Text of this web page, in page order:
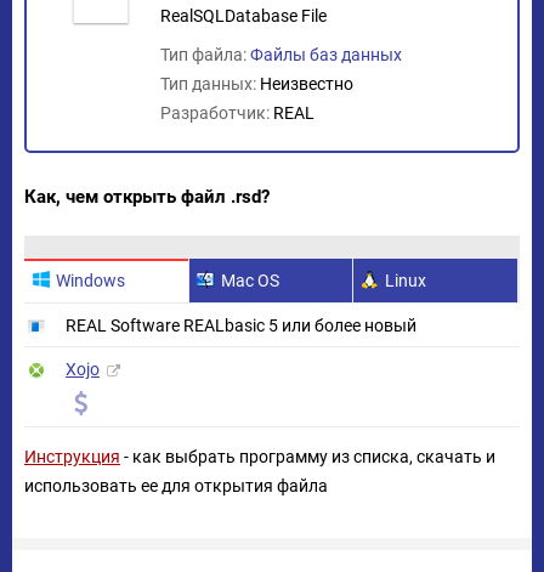
RealSQLDatabase File
Тип файла:Файлы баз данных
Тип данных: Неизвестно
Разработчик: REAL
Как, чем открыть файл .rsd?
Windows Mac OS Linux
REAL Software REALbasic 5 или более новый
Xojo
Инструкция - как выбрать программу из списка, скачать и
использовать ее для открытия файла